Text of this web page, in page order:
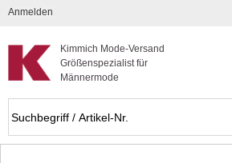
Kompletten Head der Seite überspringen
Kimmich Mode-Versand
Größenspezialist für
Männermode
Anmelden